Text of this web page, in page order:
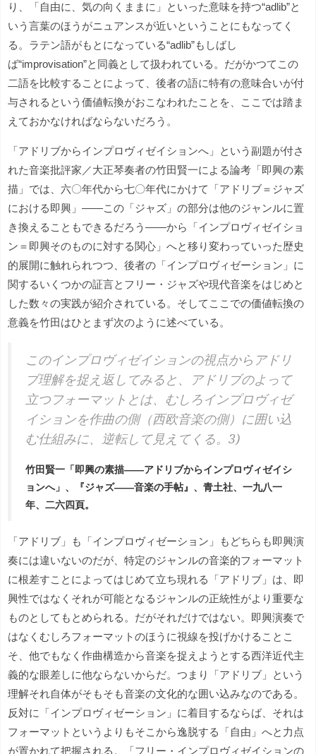
り、「自由に、気の向くままに」といった意味を持つ“adlib”と
いう言葉のほうがニュアンスが近いということにもなってく
る。ラテン語がもとになっている“adlib”もしばし
ば“improvisation”と同義として扱われている。だがかつてこの
二語を比較することによって、後者の語に特有の意味合いが付
与されるという価値転換がおこなわれたことを、ここでは踏ま
えておかなければならないだろう。
「アドリブからインプロヴィゼイションへ」という副題が付さ
れた音楽批評家／大正琴奏者の竹田賢一による論考「即興の素
描」では、六〇年代から七〇年代にかけて「アドリブ＝ジャズ
における即興」――この「ジャズ」の部分は他のジャンルに置
き換えることもできるだろう――から「インプロヴィゼイショ
ン＝即興そのものに対する関心」へと移り変わっていった歴史
的展開に触れられつつ、後者の「インプロヴィゼーション」に
関するいくつかの証言とフリー・ジャズや現代音楽をはじめと
した数々の実践が紹介されている。そしてここでの価値転換の
意義を竹田はひとまず次のように述べている。
このインプロヴィゼイションの視点からアドリ
ブ理解を捉え返してみると、アドリブのよって
立つフォーマットとは、むしろインプロヴィゼ
イションを作曲の側（西欧音楽の側）に囲い込
む仕組みに、逆転して見えてくる。3)
竹田賢一「即興の素描――アドリブからインプロヴィゼイシ
ョンへ」、『ジャズ――音楽の手帖』、青土社、一九八一
年、二六四頁。
「アドリブ」も「インプロヴィゼーション」もどちらも即興演
奏には違いないのだが、特定のジャンルの音楽的フォーマット
に根差すことによってはじめて立ち現れる「アドリブ」は、即
興性ではなくそれが可能となるジャンルの正統性がより重要な
ものとしてもとめられる。だがそれだけではない。即興演奏で
はなくむしろフォーマットのほうに視線を投げかけることこ
そ、他でもなく作曲構造から音楽を捉えようとする西洋近代主
義的な眼差しに他ならないからだ。つまり「アドリブ」という
理解それ自体がそもそも音楽の文化的な囲い込みなのである。
反対に「インプロヴィゼーション」に着目するならば、それは
フォーマットというよりもそこから逸脱する「自由」へと力点
が置かれて把握される。「フリー・インプロヴィゼイションの